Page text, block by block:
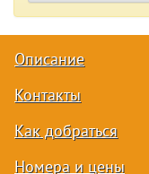
Описание
Контакты
Как добраться
Номера и цены